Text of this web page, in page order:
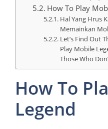
How To Play
Hal Yang Hrus
Memainkan
Let’s Find Out
Play Mobile
Those Who
How To
Legend